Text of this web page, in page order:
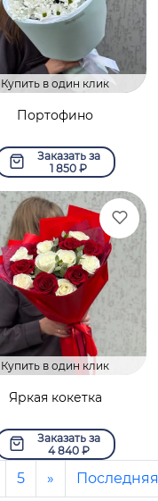
Купить в один клик
Портофино
Заказать за
1 850 ₽
Купить в один клик
Яркая кокетка
Заказать за
4 840₽
5 » Последняя